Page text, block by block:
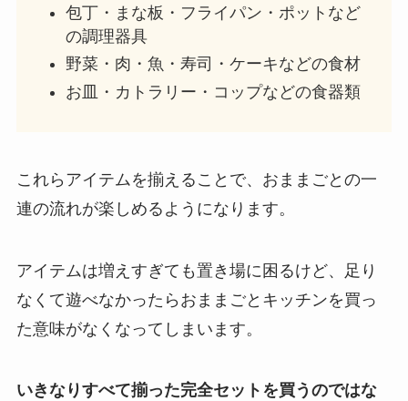
包丁・まな板・フライパン・ポットなど
の調理器具
野菜・肉・魚・寿司・ケーキなどの食材
お皿・カトラリー・コップなどの食器類
これらアイテムを揃えることで、おままごとの一
連の流れが楽しめるようになります。
アイテムは増えすぎても置き場に困るけど、足り
なくて遊べなかったらおままごとキッチンを買っ
た意味がなくなってしまいます。
いきなりすべて揃った完全セットを買うのではな